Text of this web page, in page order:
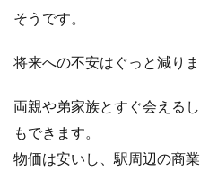
そうです。
将来への不安はぐっと減りま
両親や弟家族とすぐ会える
もできます。
物価は安いし、駅周辺の商